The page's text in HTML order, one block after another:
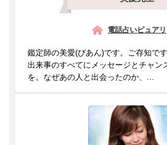
電話占いピュアリ
鑑定師の美愛(びあん)です。ご存知で
出来事のすべてにメッセージとチャン
を。なぜあの人と出会ったのか、...